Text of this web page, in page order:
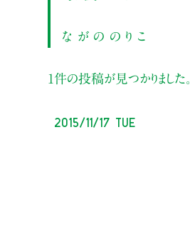
ながののりこ
1件の投稿が見つかりました。
2015/11/17 Tue